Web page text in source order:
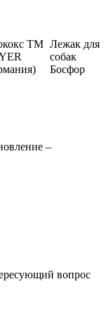
ТМ Лежак для
собак
Босфор
–
вопрос